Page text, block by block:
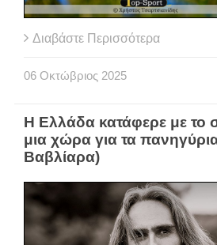
Διαβάστε Περισσότερα
06 Οκτώβριος 2025
Η Ελλάδα κατάφερε με το
μια χώρα για τα
Βαβλίαρα)